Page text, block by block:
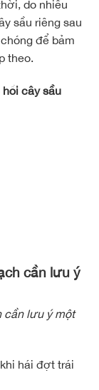
do nhiều
sầu riêng sau
để bảm
theo.
cây sầu
cần lưu ý
cần lưu ý một
hái đợt trái